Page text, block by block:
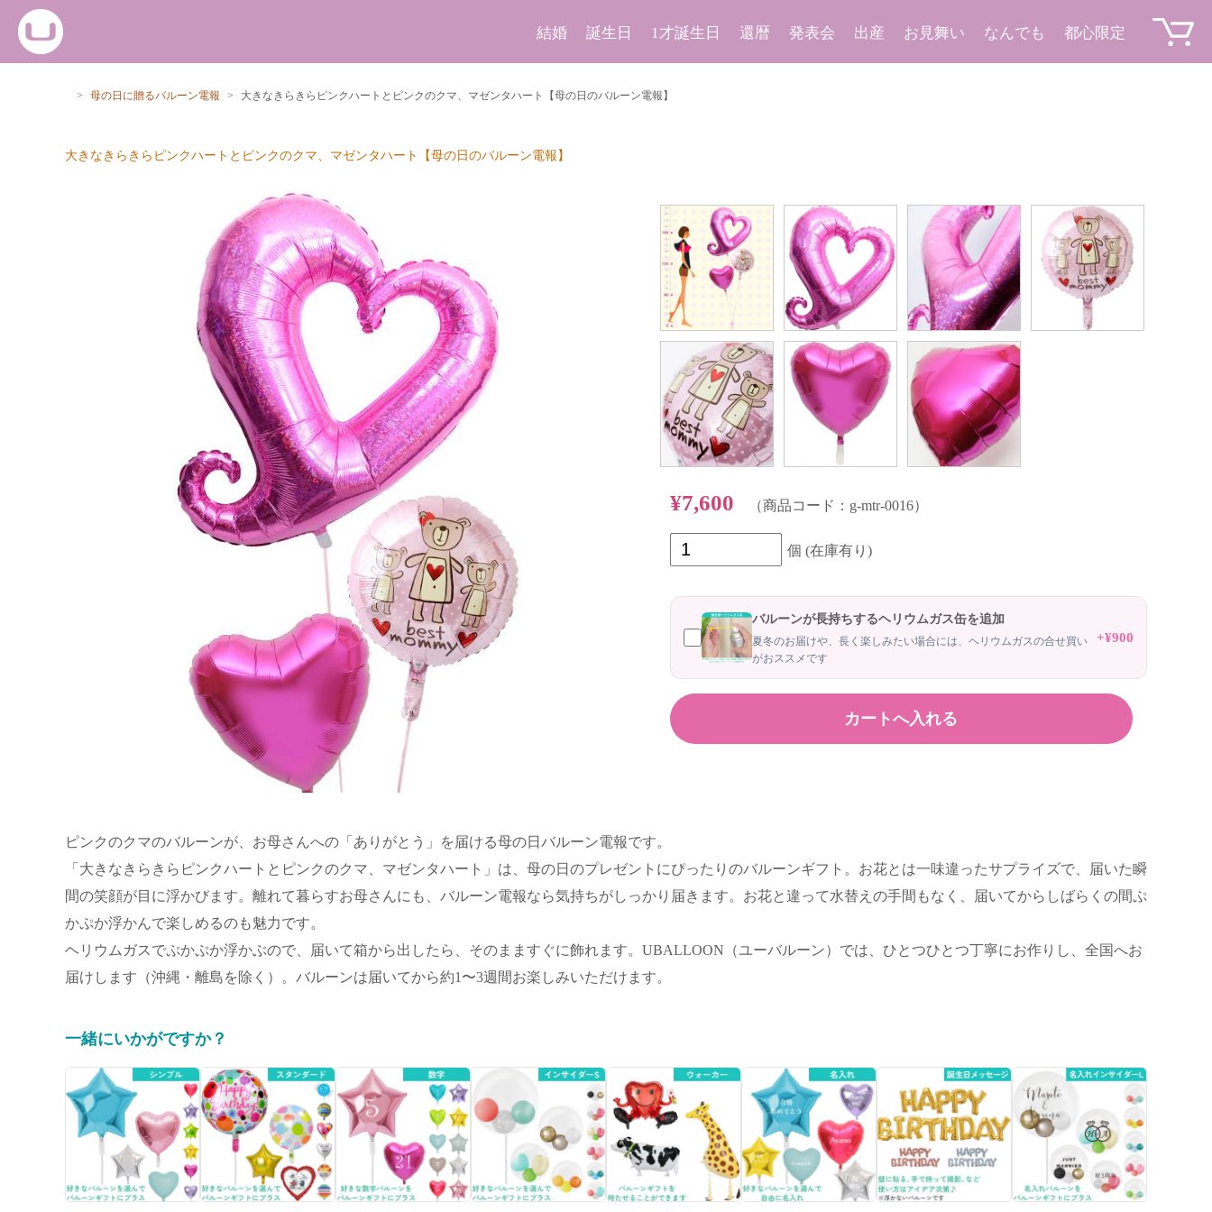
結婚 誕生日 1才誕生日 還暦 発表会 出産 お見舞い なんでも 都心限定
> 母の日に贈るバルーン電報 > 大きなきらきらピンクハートとピンクのクマ、マゼンタハート【母の日のバルーン電報】
大きなきらきらピンクハートとピンクのクマ、マゼンタハート【母の日のバルーン電報】
¥7,600 （商品コード：g-mtr-0016）
個 (在庫有り)
バルーンが長持ちするヘリウムガス缶を追加
夏冬のお届けや、長く楽しみたい場合には、ヘリウムガスの合せ買い
がおススメです
+¥900
ピンクのクマのバルーンが、お母さんへの「ありがとう」を届ける母の日バルーン電報です。
「大きなきらきらピンクハートとピンクのクマ、マゼンタハート」は、母の日のプレゼントにぴったりのバルーンギフト。お花とは一味違ったサプライズで、届いた瞬
間の笑顔が目に浮かびます。離れて暮らすお母さんにも、バルーン電報なら気持ちがしっかり届きます。お花と違って水替えの手間もなく、届いてからしばらくの間ぷ
かぷか浮かんで楽しめるのも魅力です。
ヘリウムガスでぷかぷか浮かぶので、届いて箱から出したら、そのまますぐに飾れます。UBALLOON（ユーバルーン）では、ひとつひとつ丁寧にお作りし、全国へお
届けします（沖縄・離島を除く）。バルーンは届いてから約1〜3週間お楽しみいただけます。
一緒にいかがですか？